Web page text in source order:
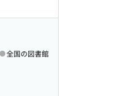
全国の図書館